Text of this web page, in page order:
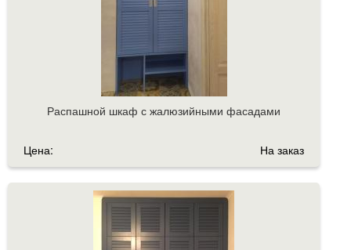
Распашной шкаф с жалюзийными фасадами
Цена: На заказ